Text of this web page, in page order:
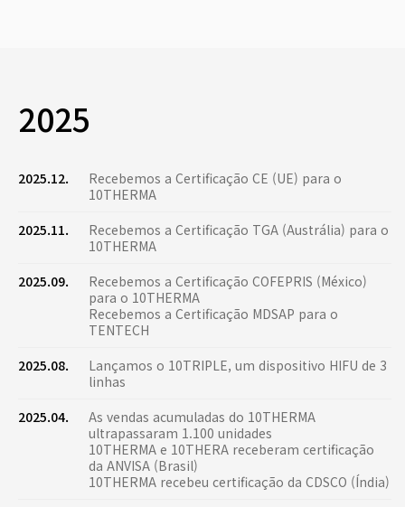
2025
2025.12.
Recebemos a Certificação CE (UE) para o
10THERMA
2025.11.
Recebemos a Certificação TGA (Austrália) para o
10THERMA
2025.09.
Recebemos a Certificação COFEPRIS (México)
para o 10THERMA
Recebemos a Certificação MDSAP para o
TENTECH
2025.08.
Lançamos o 10TRIPLE, um dispositivo HIFU de 3
linhas
2025.04.
As vendas acumuladas do 10THERMA
ultrapassaram 1.100 unidades
10THERMA e 10THERA receberam certificação
da ANVISA (Brasil)
10THERMA recebeu certificação da CDSCO (Índia)